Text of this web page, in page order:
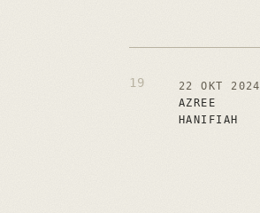
22 OKT 2024
AZREE
HANIFIAH